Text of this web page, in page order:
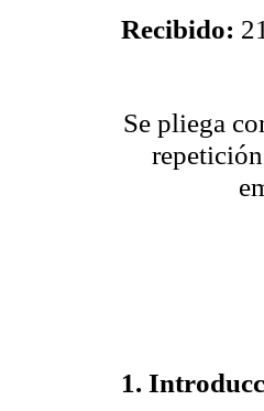
Recibido:
Se pliega
1.